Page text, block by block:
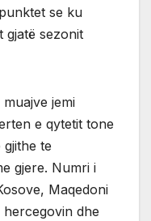
se ku
gjatë sezonit
jemi
e qytetit tone
te
gjere. Numri i
Maqedoni
dhe